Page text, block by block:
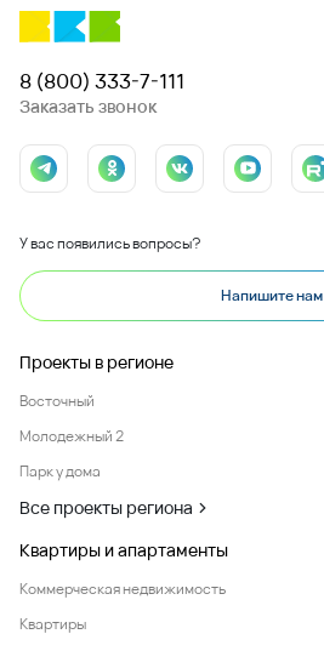
8 (800) 333-7-111
Заказать звонок
У вас появились вопросы?
Напишите нам
Проекты в регионе
Восточный
Молодежный 2
Парк у дома
Все проекты региона
Квартиры и апартаменты
Коммерческая недвижимость
Квартиры